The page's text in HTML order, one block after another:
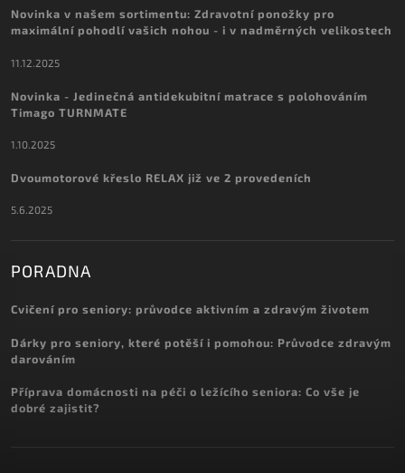
Novinka v našem sortimentu: Zdravotní ponožky pro
maximální pohodlí vašich nohou - i v nadměrných velikostech
11.12.2025
Novinka - Jedinečná antidekubitní matrace s polohováním
Timago TURNMATE
1.10.2025
Dvoumotorové křeslo RELAX již ve 2 provedeních
5.6.2025
PORADNA
Cvičení pro seniory: průvodce aktivním a zdravým životem
Dárky pro seniory, které potěší i pomohou: Průvodce zdravým
darováním
Příprava domácnosti na péči o ležícího seniora: Co vše je
dobré zajistit?